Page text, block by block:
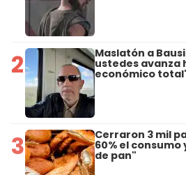
2 Maslatón a
ustedes avanza
económico
3 Cerraron 3 mil
60% el
de pan"